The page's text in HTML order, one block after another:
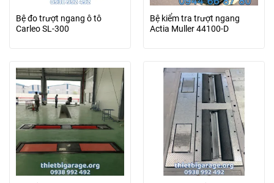
Bệ đo trượt ngang ô tô
Carleo SL-300
Bệ kiểm tra trượt ngang
Actia Muller 44100-D